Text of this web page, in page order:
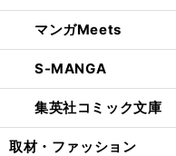
マンガMeets
S-MANGA
集英社コミック文庫
取材・ファッション